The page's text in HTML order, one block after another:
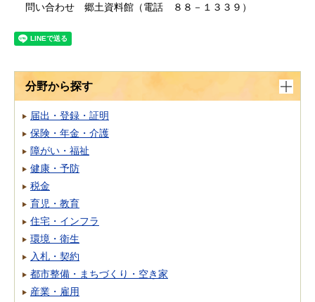
問い合わせ 郷土資料館（電話 ８８－１３３９）
分野から探す
届出・登録・証明
保険・年金・介護
障がい・福祉
健康・予防
税金
育児・教育
住宅・インフラ
環境・衛生
入札・契約
都市整備・まちづくり・空き家
産業・雇用